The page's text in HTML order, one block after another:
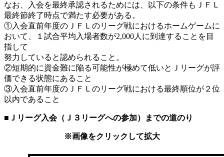
なお、入会を最終承認されるためには、以下の条件もＪＦＬ
最終節終了時点で満たす必要がある。
①入会直前年度のＪＦＬのリーグ戦におけるホームゲームに
おいて、１試合平均入場者数が2,000人に到達することを目
指して
努力していると認められること。
②短期的に資金難に陥る可能性が極めて低いとＪリーグが評
価できる状態にあること
③入会直前年度のＪＦＬのリーグ戦における最終順位が２位
以内であること
■Ｊリーグ入会（Ｊ３リーグへの参加）までの道のり
※画像をクリックして拡大